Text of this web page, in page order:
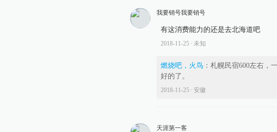
我要销号我要销号
有这消费能力的还是去北海道吧
2018-11-25 ∙ 未知
燃烧吧，火鸟 ： 札幌民宿600左右，
好的了。
2018-11-25 ∙ 安徽
天涯第一客